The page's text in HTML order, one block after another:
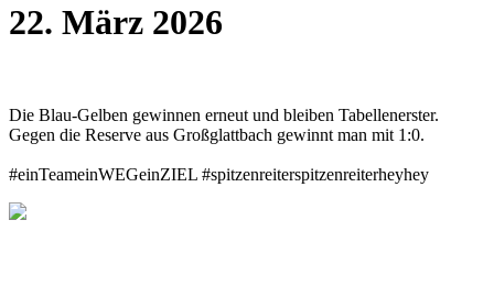
22. März 2026
Die Blau-Gelben gewinnen erneut und bleiben Tabellenerster.
Gegen die Reserve aus Großglattbach gewinnt man mit 1:0.
#einTeameinWEGeinZIEL #spitzenreiterspitzenreiterheyhey